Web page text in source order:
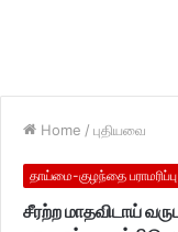
Home / புதியவை
தாய்மை-குழந்தை பராமரிப்பு
சீரற்ற மாதவிடாய்